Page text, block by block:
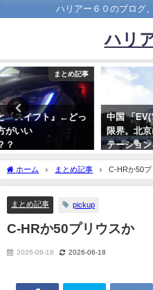
ハリアー６０のブログ
ハリ
まとめ記事
中国 「EV(電気自動車)は技術的に
限界。北京に70以上の水素充填ス
テーションを建設したい」
ホーム まとめ記事 C-HRか50
まとめ記事 pickup
C-HRか50プリウスか
2026-06-18 2026-06-18